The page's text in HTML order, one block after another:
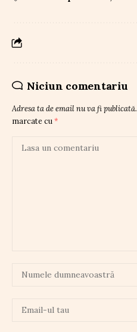
Niciun comentariu
Adresa ta de email nu va fi publicată.
marcate cu *